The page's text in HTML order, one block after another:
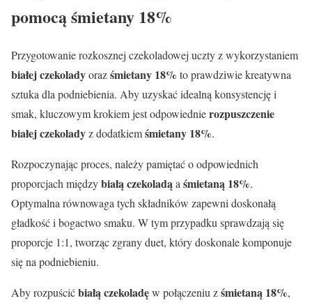
pomocą śmietany 18%
Przygotowanie rozkosznej czekoladowej uczty z wykorzystaniem
białej czekoladyorazśmietany 18% to prawdziwie kreatywna
sztuka dla podniebienia. Aby uzyskać idealną konsystencję i
smak, kluczowym krokiem jest odpowiednierozpuszczenie
białej czekoladyz dodatkiemśmietany 18%.
Rozpoczynając proces, należy pamiętać o odpowiednich
proporcjach międzybiałą czekoladą a śmietaną 18%.
Optymalna równowaga tych składników zapewni doskonałą
gładkość i bogactwo smaku. W tym przypadku sprawdzają się
proporcje 1:1, tworząc zgrany duet, który doskonale komponuje
się na podniebieniu.
Aby rozpuścićbiałą czekoladęw połączeniu zśmietaną 18%,